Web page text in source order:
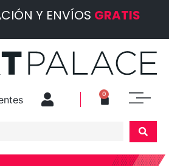
Y ENVÍOS GRATIS
0